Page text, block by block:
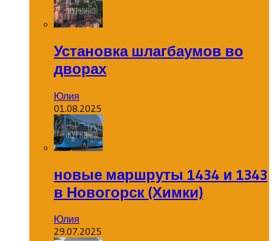
Установка шлагбаумов во
дворах
Юлия
01.08.2025
новые маршруты 1434 и 1343
в Новогорск (Химки)
Юлия
29.07.2025